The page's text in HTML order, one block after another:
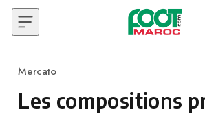
Skip to content
Category
Mercato
Les compositions